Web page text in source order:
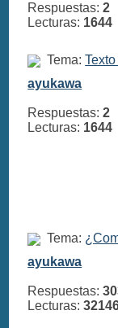
Respuestas:2
Lecturas: 1644
Tema:
ayukawa
Respuestas:2
Lecturas: 1644
Tema:
ayukawa
Respuestas:
Lecturas: